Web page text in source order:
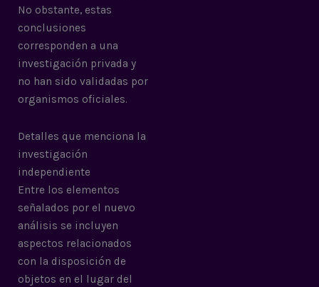
No obstante, estas
conclusiones
corresponden a una
investigación privada y
no han sido validadas por
organismos oficiales.
Detalles que menciona la
investigación
independiente
Entre los elementos
señalados por el nuevo
análisis se incluyen
aspectos relacionados
con la disposición de
objetos en el lugar del